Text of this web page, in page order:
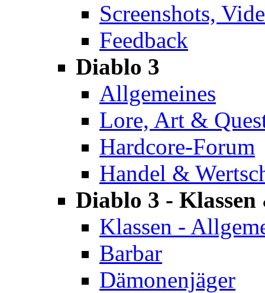
Screenshots,
Feedback
Diablo 3
Allgemeines
Lore, Art &
Hardcore-Forum
Handel &
Diablo 3 -
Klassen -
Barbar
Dämonenjäger